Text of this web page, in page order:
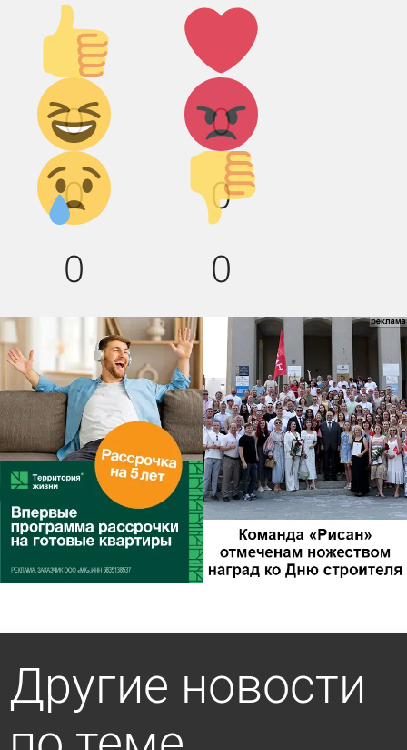
Палец
вверх!
0
Лайк!
0
Дикий
смех!
0
Агрессия!
0
Грусть :(
0
Палец
вниз!
0
Другие новости